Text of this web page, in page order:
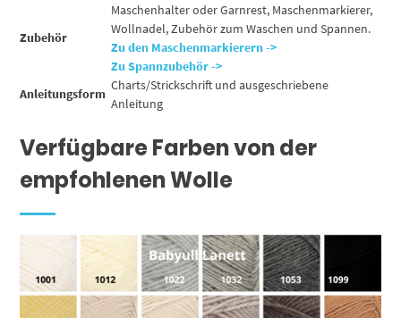
Zubehör
Maschenhalter oder Garnrest, Maschenmarkierer,
Wollnadel, Zubehör zum Waschen und Spannen.
Zu den Maschenmarkierern ->
Zu Spannzubehör ->
Anleitungsform
Charts/Strickschrift und ausgeschriebene
Anleitung
Verfügbare Farben von der
empfohlenen Wolle